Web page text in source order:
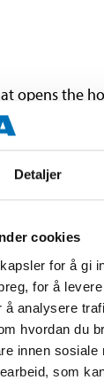
Detaljer
cookies
for å gi
for å
å analysere
hvordan du
innen sosiale
som
opens the
back.
A4
50 mm